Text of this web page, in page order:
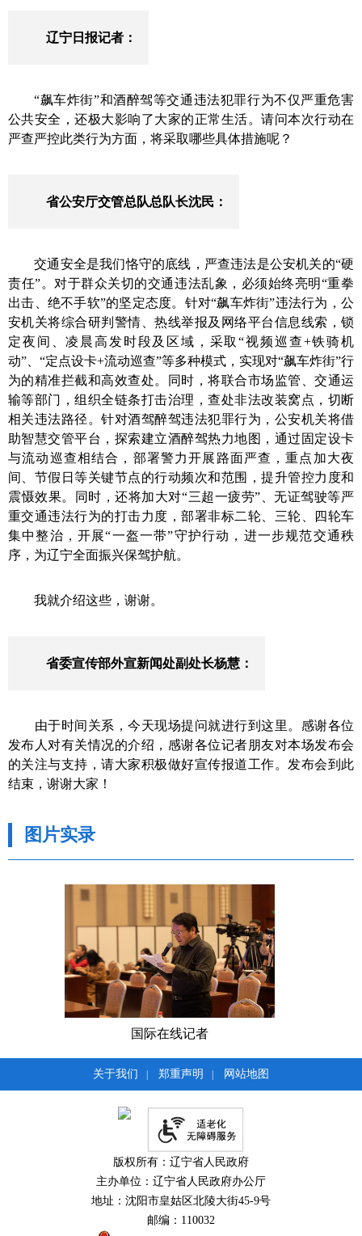
辽宁日报记者 ：
“飙车炸街”和酒醉驾等交通违法犯罪行为不仅严重危害
公共安全，还极大影响了大家的正常生活。请问本次行动在
严查严控此类行为方面，将采取哪些具体措施呢？
省公安厅交管总队总队长沈民 ：
交通安全是我们恪守的底线，严查违法是公安机关的“硬
责任”。对于群众关切的交通违法乱象， 必须始终亮明“重拳
出击、绝不手软”的坚定态度。 针对“飙车炸街”违法行为，公
安机关将综合研判警情、热线举报及网络平台信息线索，锁
定夜间、凌晨高发时段及区域，采取“视频巡查+铁骑机
动”、“定点设卡+流动巡查”等多种模式，实现对“飙车炸街”行
为的精准拦截和高效查处。同时，将联合市场监管、交通运
输等部门，组织全链条打击治理，查处非法改装窝点，切断
相关违法路径 。针对酒驾醉驾违法犯罪行为， 公安机关将借
助智慧交管平台 ，探索建立酒醉驾热力地图，通过固定设卡
与流动巡查相结合，部署警力开展路面严查，重点加大夜
间、节假日等关键节点的行动频次和范围，提升管控力度和
震慑效果。
同时，还将加大对“三超一疲劳”、无证驾驶等严
重交通违法行为的打击力度，部署非标二轮、三轮、四轮车
集中整治，开展“一盔一带”守护行动，进一步规范交通秩
序，为辽宁全面振兴保驾护航。
我就介绍这些， 谢谢。
省委宣传部外宣新闻处副处长杨慧 ：
由于时间关系 ，今天现场提问就进行到这里。感谢各位
发布人 对有关情况的介绍，感谢各位记者朋友对本场发布会
的关注与支持，请大家积极做好宣传报道工作。 发布会到此
结束，谢谢大家！
图片实录
关于我们 郑重声明 网站地图
版权所有：辽宁省人民政府
主办单位：辽宁省人民政府办公厅
地址：沈阳市皇姑区北陵大街45-9号
邮编：110032